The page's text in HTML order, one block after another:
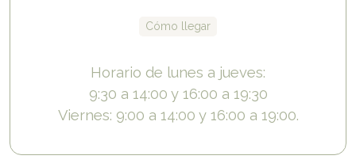
Cómo llegar
Horario de lunes a jueves:
9:30 a 14:00 y 16:00 a 19:30
Viernes: 9:00 a 14:00 y 16:00 a 19:00.